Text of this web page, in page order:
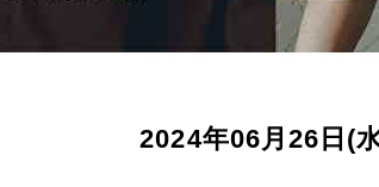
2024年06月26日(